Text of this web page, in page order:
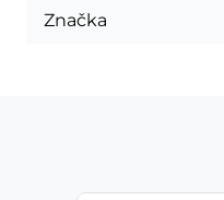
Značka